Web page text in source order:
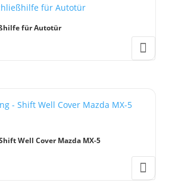
für Autotür
Well Cover Mazda MX-5